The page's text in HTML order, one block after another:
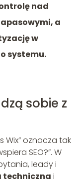
nad
a
w
systemu.
sobie z
Wix” oznacza tak
SEO?”. W
leady i
i